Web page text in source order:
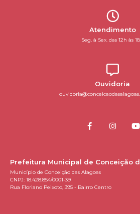
Atendimento
Seg. à Sex. das 12h às
Ouvidoria
Prefeitura Municipal de Conceição
Município de Conceição das Alagoas
CNPJ: 18.428.854/0001-39
Rua Floriano Peixoto, 395 - Bairro Centro